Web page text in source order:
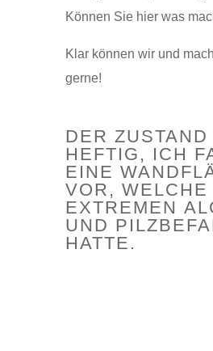
Können Sie hier was
Klar können wir und
gerne!
DER ZUSTAND
HEFTIG, ICH
EINE
VOR, WELCHE
EXTREMEN
UND
HATTE.